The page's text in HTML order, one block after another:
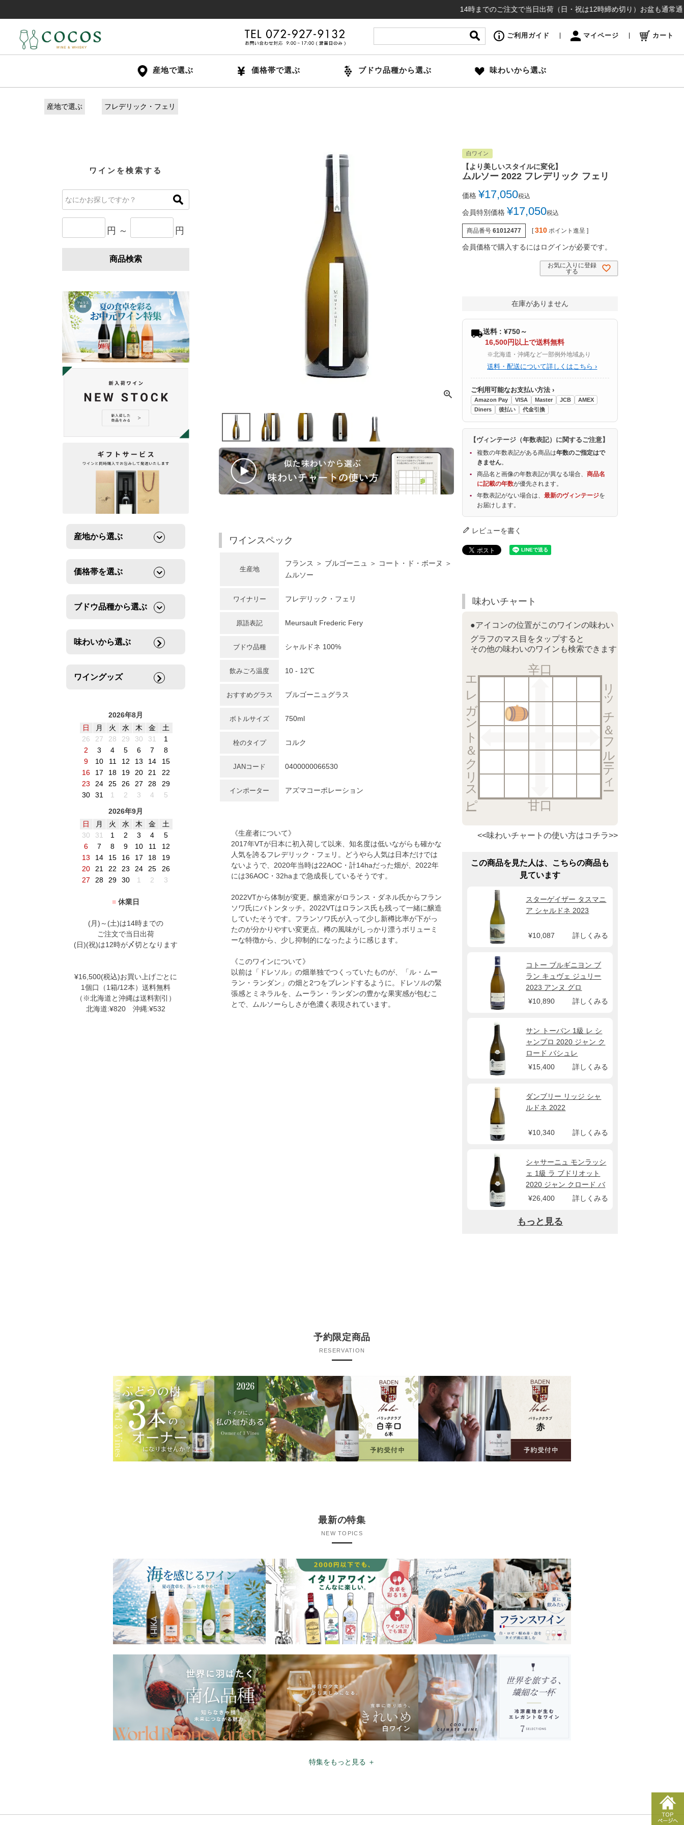
14時までのご注文で当日出荷（日・祝は12時締め切り）お盆も通常通り出
ご利用ガイド マイページ カート
産地で選ぶ 価格帯で選ぶ ブドウ品種から選ぶ 味わいから選ぶ
産地で選ぶ フレデリック・フェリ
ワインを検索する
円 ～ 円
商品検索
産地から選ぶ
価格帯を選ぶ
ブドウ品種から選ぶ
味わいから選ぶ
ワイングッズ
2026年8月
日
月 火 水 木 金
土
26
27 28 29 30 31
1
2
3 4 5 6 7
8
9
10 11 12 13 14
15
16
17 18 19 20 21
22
23
24 25 26 27 28
29
30
31 1 2 3 4
5
2026年9月
日
月 火 水 木 金
土
30
31 1 2 3 4
5
6
7 8 9 10 11
12
13
14 15 16 17 18
19
20
21 22 23 24 25
26
27
28 29 30 1 2 3
■ 休業日
(月)～(土)は14時までの
ご注文で当日出荷
(日)(祝)は12時が〆切となります
¥16,500(税込)お買い上げごとに
1個口（1箱/12本）送料無料
（※北海道と沖縄は送料割引）
北海道:¥820 沖縄:¥532
ワインスペック
生産地
フランス ＞ ブルゴーニュ ＞ コート・ド・ボーヌ ＞
ムルソー
ワイナリー フレデリック・フェリ
原語表記 Meursault Frederic Fery
ブドウ品種 シャルドネ 100%
飲みごろ温度 10 - 12℃
おすすめグラス ブルゴーニュグラス
ボトルサイズ 750ml
栓のタイプ コルク
JANコード 0400000066530
インポーター アズマコーポレーション
《生産者について》
2017年VTが日本に初入荷して以来、知名度は低いながらも確かな
人気を誇るフレデリック・フェリ。どうやら人気は日本だけでは
ないようで、2020年当時は22AOC・計14haだった畑が、2022年
には36AOC・32haまで急成長しているそうです。
2022VTから体制が変更。醸造家がロランス・ダネル氏からフラン
ソワ氏にバトンタッチ。2022VTはロランス氏も残って一緒に醸造
していたそうです。フランソワ氏が入って少し新樽比率が下がっ
たのが分かりやすい変更点。樽の風味がしっかり漂うボリューミ
ーな特徴から、少し抑制的になったように感じます。
《このワインについて》
以前は「ドレソル」の畑単独でつくっていたものが、「ル・ムー
ラン・ランダン」の畑と2つをブレンドするように。ドレソルの緊
張感とミネラルを、ムーラン・ランダンの豊かな果実感が包むこ
とで、ムルソーらしさが色濃く表現されています。
白ワイン
【より美しいスタイルに変化】
ムルソー 2022 フレデリック フェリ
価格 ¥17,050税込
会員特別価格 ¥17,050税込
商品番号 61012477 [ 310 ポイント進呈 ]
会員価格で購入するにはログインが必要です。
お気に入りに登録
する
在庫がありません
送料 : ¥750～
16,500円以上で送料無料
※北海道・沖縄など一部例外地域あり
送料・配送について詳しくはこちら ›
ご利用可能なお支払い方法 ›
Amazon Pay VISA Master JCB
AMEX
Diners
後払い 代金引換
【ヴィンテージ（年数表記）に関するご注意】
複数の年数表記がある商品は年数のご指定はで
きません。
商品名と画像の年数表記が異なる場合、商品名
に記載の年数が優先されます。
年数表記がない場合は、最新のヴィンテージを
お届けします。
レビューを書く
味わいチャート
●アイコンの位置がこのワインの味わい
グラフのマス目をタップすると
その他の味わいのワインも検索できます
辛口
リッチ＆フルーティー
甘口
エレガント＆クリスピー
<<味わいチャートの使い方はコチラ>>
この商品を見た人は、こちらの商品も
見ています
スターゲイザー タスマニ
ア シャルドネ 2023
¥10,087 詳しくみる
コトー ブルギニヨン ブ
ラン キュヴェ ジュリー
2023 アンヌ グロ
¥10,890
詳しくみる
サン トーバン 1級 レ シ
ャンプロ 2020 ジャン ク
ロード バシュレ
¥15,400
詳しくみる
ダンブリー リッジ シャ
ルドネ 2022
¥10,340 詳しくみる
シャサーニュ モンラッシ
ェ 1級 ラ ブドリオット
2020 ジャン クロード バ
シュレ
¥26,400 詳しくみる
もっと見る
予約限定商品
RESERVATION
最新の特集
NEW TOPICS
特集をもっと見る ＋